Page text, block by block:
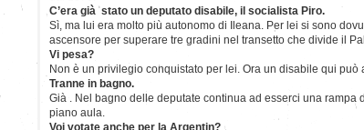
C’era già stato un deputato disabile, il socialista Piro.
Sì, ma lui era molto più autonomo di Ileana. Per lei si sono
ascensore per superare tre gradini nel transetto che divide il
Vi pesa?
Non è un privilegio conquistato per lei. Ora un disabile qui può
Tranne in bagno.
Già . Nel bagno delle deputate continua ad esserci una rampa
piano aula.
Voi votate anche per la Argentin?